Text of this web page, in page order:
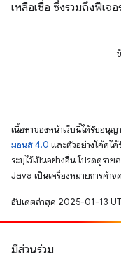
เหลือเชื่อ ซึ่งรวมถึงฟีเจ
เนื้อหาของหน้าเว็บนี้ได้รับอนุญ
มอนส์ 4.0 และตัวอย่างโค้ดไ
ระบุไว้เป็นอย่างอื่น โปรดดูราย
Java เป็นเครื่องหมายการค้า
อัปเดตล่าสุด 2025-01-13
มีส่วนร่วม